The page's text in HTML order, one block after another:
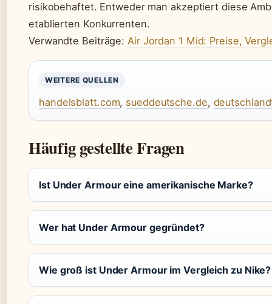
risikobehaftet. Entweder man akzeptiert diese
etablierten Konkurrenten.
Verwandte Beiträge: Air Jordan 1 Mid: Preise,
WEITERE QUELLEN
handelsblatt.com, sueddeutsche.de,
Häufig gestellte Fragen
Ist Under Armour eine amerikanische Marke?
Wer hat Under Armour gegründet?
Wie groß ist Under Armour im Vergleich zu Nike?